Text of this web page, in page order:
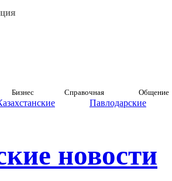
Бизнес Справочная Общение
Павлодарские
новости